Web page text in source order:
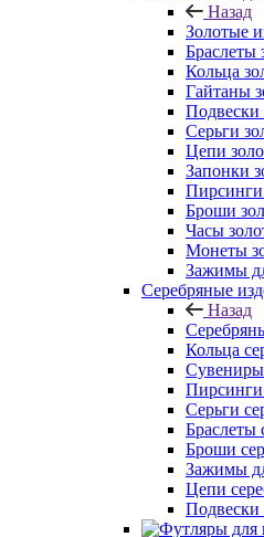
Назад
Золотые
Браслеты
Кольца
Гайтаны
Подвески
Серьги
Цепи
Запонки
Пирсинги
Броши
Часы
Монеты
Зажимы
Серебряные
Назад
Кольца
Сувениры
Пирсинги
Серьги
Браслеты
Броши
Зажимы
Цепи
Подвески